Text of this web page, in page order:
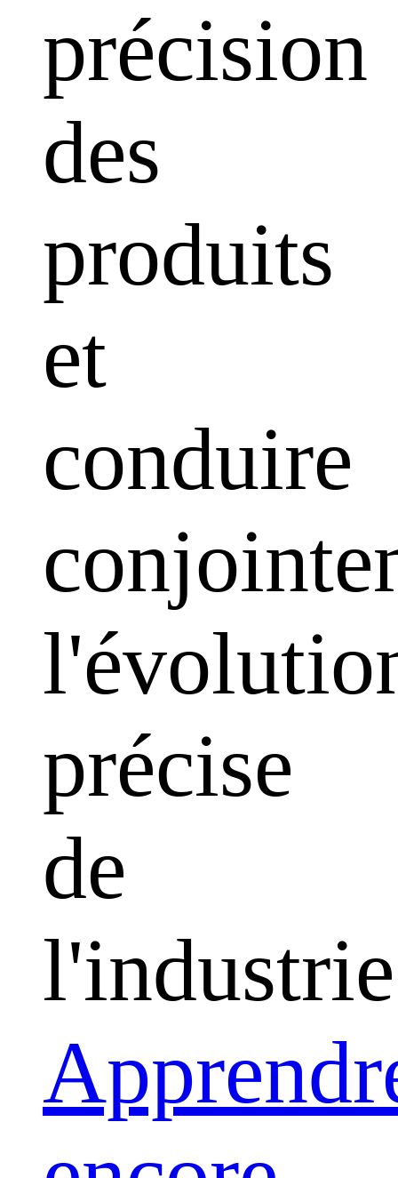
précision
des
produits
et
conduire
précise
de